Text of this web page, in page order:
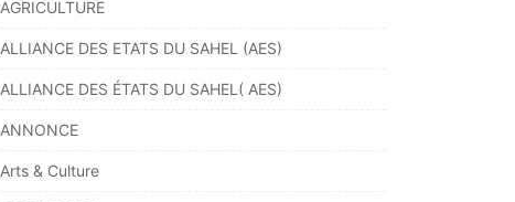
AGRICULTURE
ALLIANCE DES ETATS DU SAHEL (AES)
ALLIANCE DES ÉTATS DU SAHEL( AES)
ANNONCE
Arts & Culture